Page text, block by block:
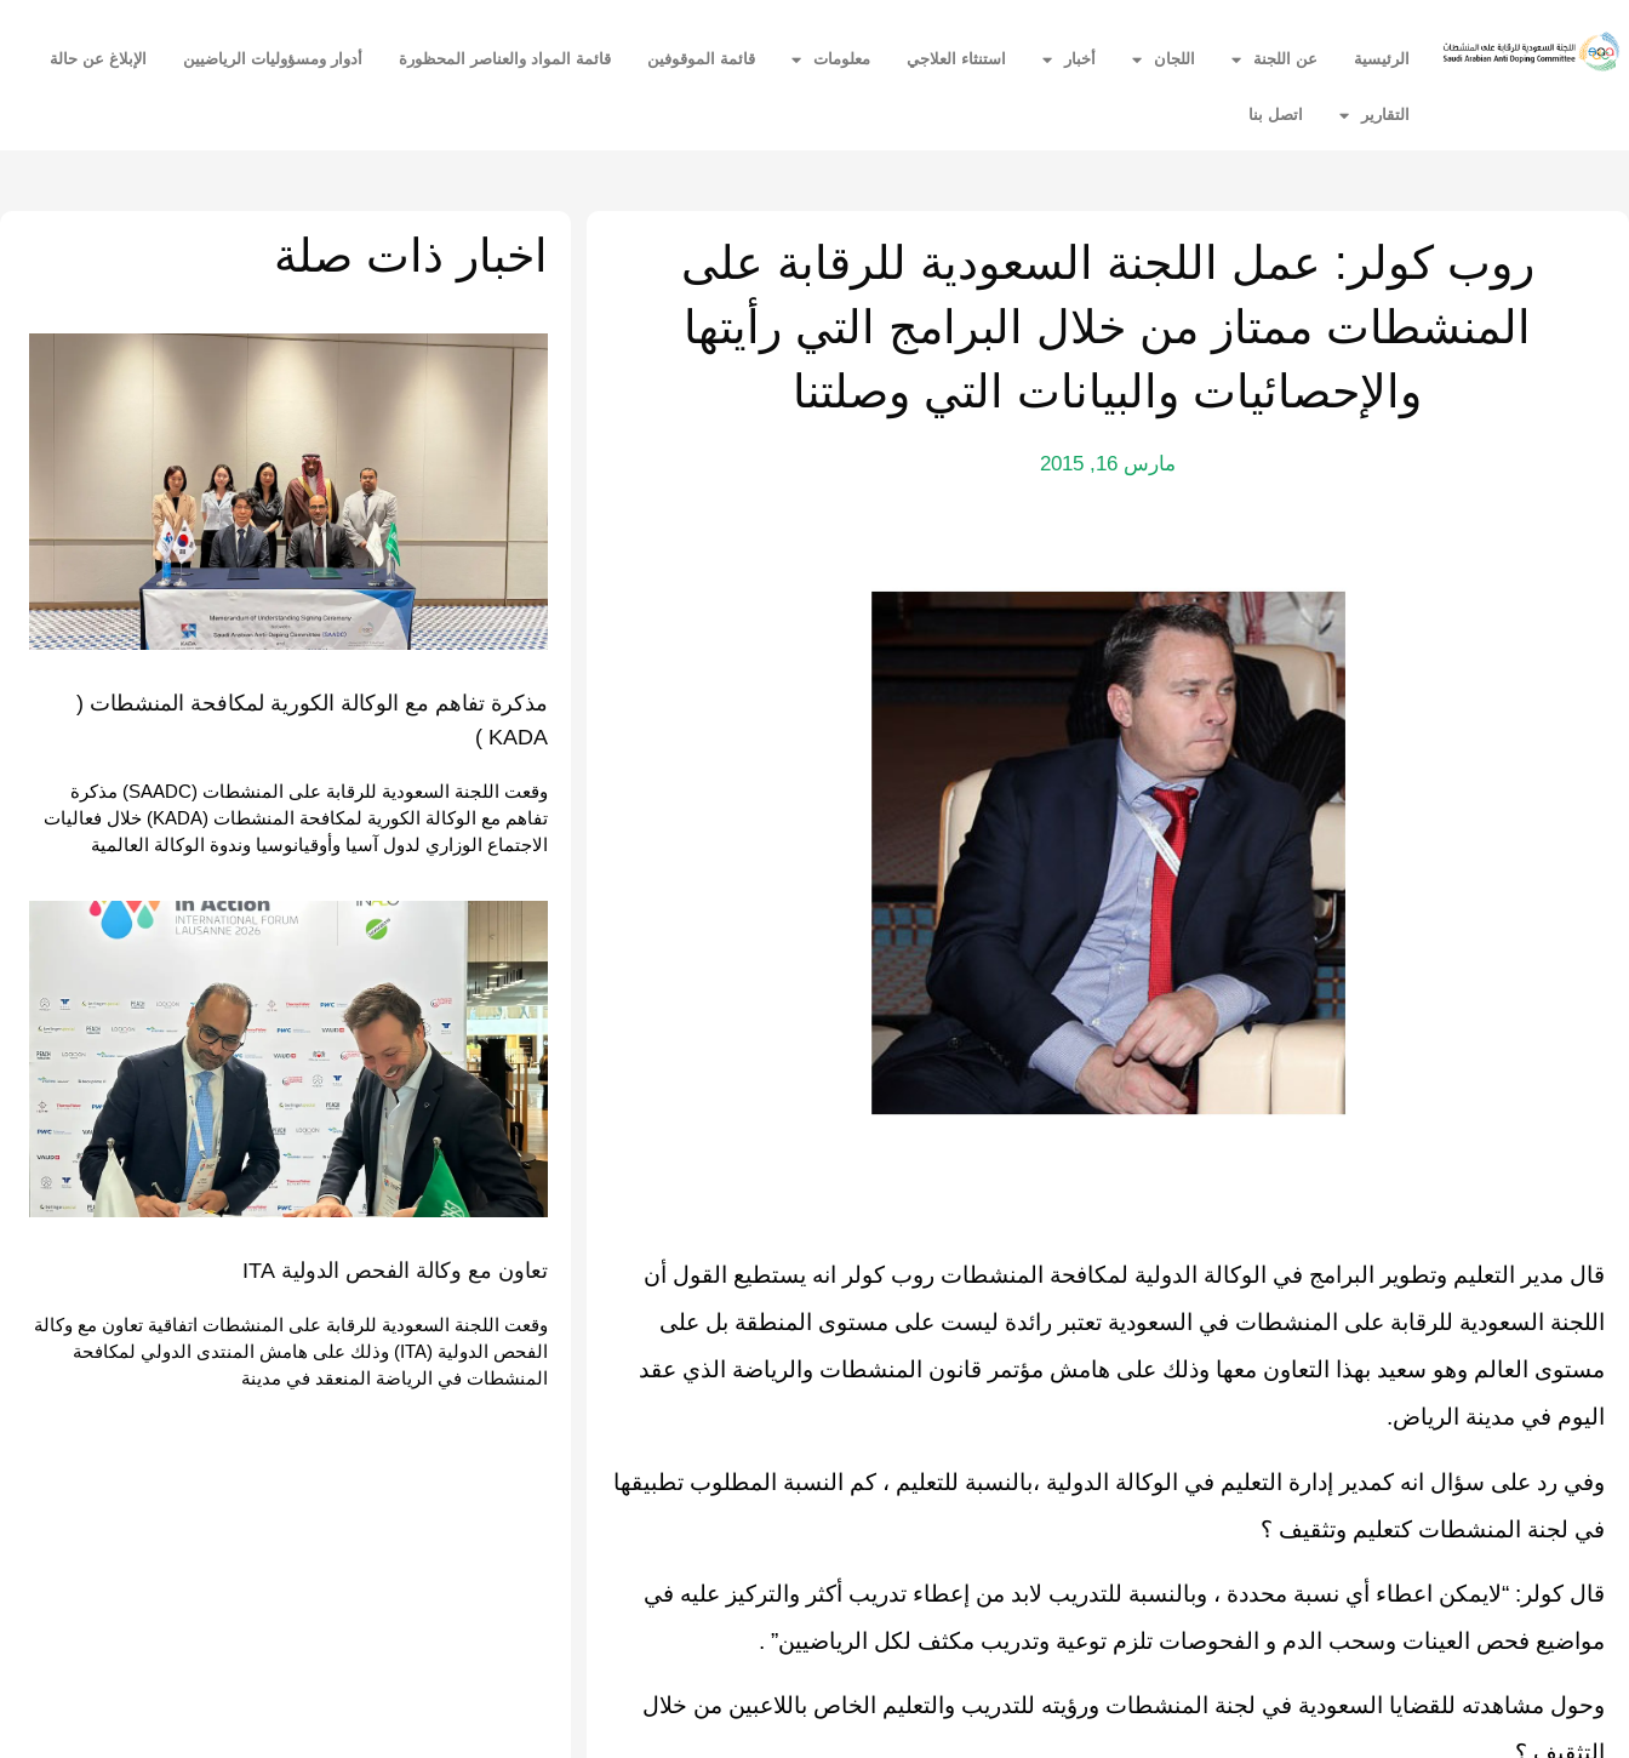
الرئيسية عن اللجنة اللجان أخبار استنثاء العلاجي معلومات قائمة الموقوفين قائمة المواد والعناصر المحظورة أدوار ومسؤوليات الرياضيين الإبلاغ عن حالة
التقارير اتصل بنا
روب كولر: عمل اللجنة السعودية للرقابة على
المنشطات ممتاز من خلال البرامج التي رأيتها
والإحصائيات والبيانات التي وصلتنا
مارس 16, 2015
قال مدير التعليم وتطوير البرامج في الوكالة الدولية لمكافحة المنشطات روب كولر انه يستطيع القول أن
اللجنة السعودية للرقابة على المنشطات في السعودية تعتبر رائدة ليست على مستوى المنطقة بل على
مستوى العالم وهو سعيد بهذا التعاون معها وذلك على هامش مؤتمر قانون المنشطات والرياضة الذي عقد
اليوم في مدينة الرياض.
وفي رد على سؤال انه كمدير إدارة التعليم في الوكالة الدولية ،بالنسبة للتعليم ، كم النسبة المطلوب تطبيقها
في لجنة المنشطات كتعليم وتثقيف ؟
قال كولر: “لايمكن اعطاء أي نسبة محددة ، وبالنسبة للتدريب لابد من إعطاء تدريب أكثر والتركيز عليه في
مواضيع فحص العينات وسحب الدم و الفحوصات تلزم توعية وتدريب مكثف لكل الرياضيين” .
وحول مشاهدته للقضايا السعودية في لجنة المنشطات ورؤيته للتدريب والتعليم الخاص باللاعبين من خلال
اخبار ذات صلة
مذكرة تفاهم مع الوكالة الكورية لمكافحة المنشطات (
KADA )
وقعت اللجنة السعودية للرقابة على المنشطات (SAADC) مذكرة
تفاهم مع الوكالة الكورية لمكافحة المنشطات (KADA) خلال فعاليات
الاجتماع الوزاري لدول آسيا وأوقيانوسيا وندوة الوكالة العالمية
تعاون مع وكالة الفحص الدولية ITA
وقعت اللجنة السعودية للرقابة على المنشطات اتفاقية تعاون مع وكالة
الفحص الدولية (ITA) وذلك على هامش المنتدى الدولي لمكافحة
المنشطات في الرياضة المنعقد في مدينة